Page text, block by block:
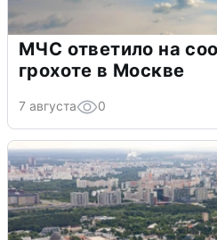
МЧС ответило на
грохоте в Москве
7 августа 0